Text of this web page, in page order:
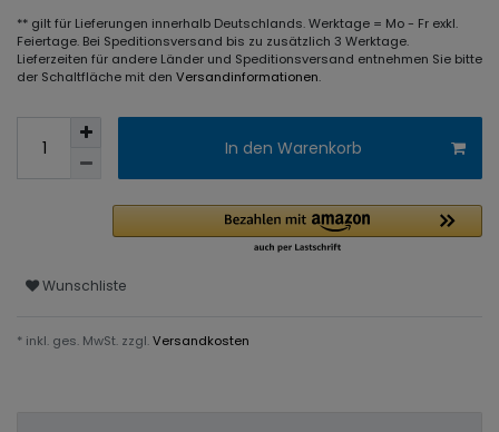
** gilt für Lieferungen innerhalb Deutschlands. Werktage = Mo - Fr exkl.
Feiertage. Bei Speditionsversand bis zu zusätzlich 3 Werktage.
Lieferzeiten für andere Länder und Speditionsversand entnehmen Sie bitte
der Schaltfläche mit den Versandinformationen.
In den Warenkorb
Wunschliste
* inkl. ges. MwSt. zzgl.Versandkosten